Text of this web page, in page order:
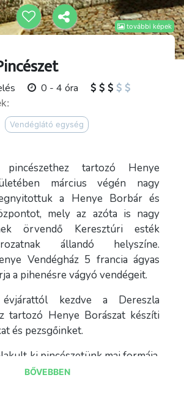
további képek
0 - 4 óra
Vendéglátó egység
tartozó Henye
március végén nagy
a Henye Borbár és
mely az azóta is nagy
örvendő Keresztúri esték
állandó helyszíne.
Vendégház 5 francia ágyas
a pihenésre vágyó vendégeit.
kezdve a Dereszla
tartozó Henye Borászat készíti
és pezsgőinket.
ki pincészetünk mai formája.
épület, logisztikai és
BŐVEBBEN